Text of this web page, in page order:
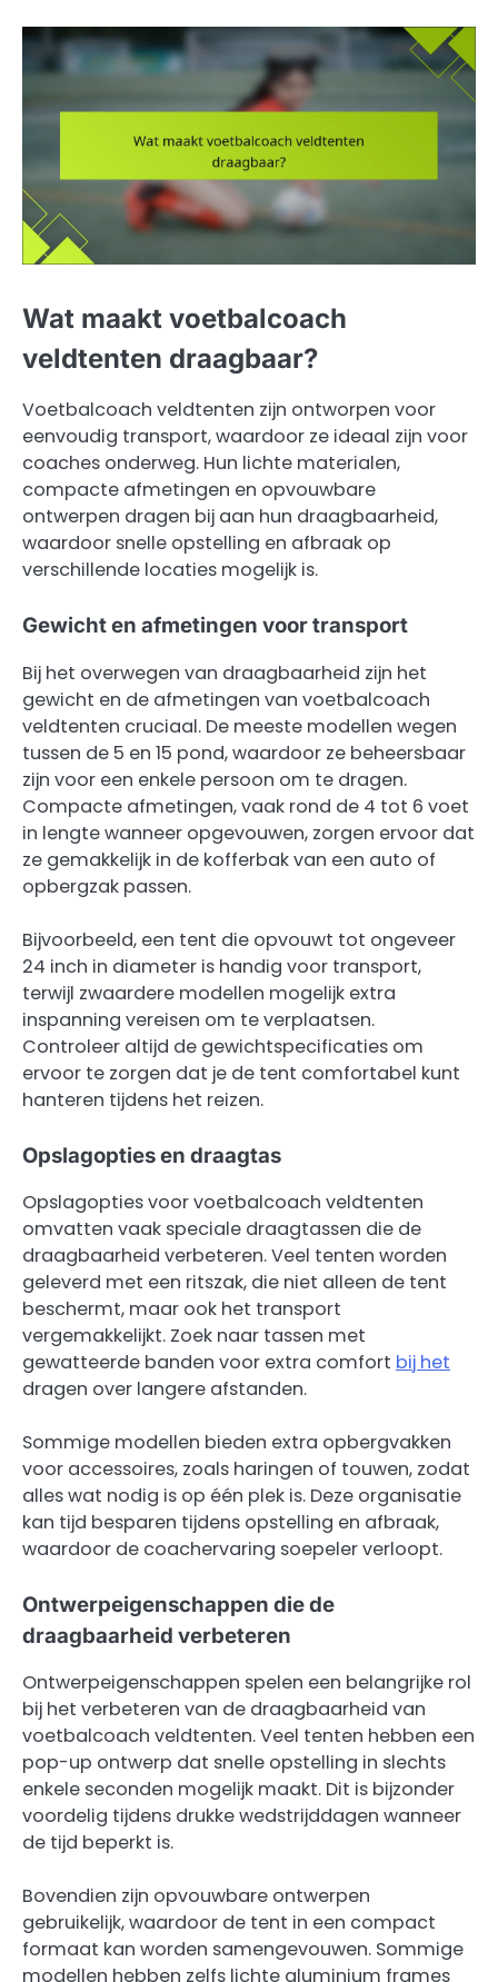
Wat maakt voetbalcoach
veldtenten draagbaar?
Voetbalcoach veldtenten zijn ontworpen voor
eenvoudig transport, waardoor ze ideaal zijn voor
coaches onderweg. Hun lichte materialen,
compacte afmetingen en opvouwbare
ontwerpen dragen bij aan hun draagbaarheid,
waardoor snelle opstelling en afbraak op
verschillende locaties mogelijk is.
Gewicht en afmetingen voor transport
Bij het overwegen van draagbaarheid zijn het
gewicht en de afmetingen van voetbalcoach
veldtenten cruciaal. De meeste modellen wegen
tussen de 5 en 15 pond, waardoor ze beheersbaar
zijn voor een enkele persoon om te dragen.
Compacte afmetingen, vaak rond de 4 tot 6 voet
in lengte wanneer opgevouwen, zorgen ervoor dat
ze gemakkelijk in de kofferbak van een auto of
opbergzak passen.
Bijvoorbeeld, een tent die opvouwt tot ongeveer
24 inch in diameter is handig voor transport,
terwijl zwaardere modellen mogelijk extra
inspanning vereisen om te verplaatsen.
Controleer altijd de gewichtspecificaties om
ervoor te zorgen dat je de tent comfortabel kunt
hanteren tijdens het reizen.
Opslagopties en draagtas
Opslagopties voor voetbalcoach veldtenten
omvatten vaak speciale draagtassen die de
draagbaarheid verbeteren. Veel tenten worden
geleverd met een ritszak, die niet alleen de tent
beschermt, maar ook het transport
vergemakkelijkt. Zoek naar tassen met
gewatteerde banden voor extra comfort bij het
dragen over langere afstanden.
Sommige modellen bieden extra opbergvakken
voor accessoires, zoals haringen of touwen, zodat
alles wat nodig is op één plek is. Deze organisatie
kan tijd besparen tijdens opstelling en afbraak,
waardoor de coachervaring soepeler verloopt.
Ontwerpeigenschappen die de
draagbaarheid verbeteren
Ontwerpeigenschappen spelen een belangrijke rol
bij het verbeteren van de draagbaarheid van
voetbalcoach veldtenten. Veel tenten hebben een
pop-up ontwerp dat snelle opstelling in slechts
enkele seconden mogelijk maakt. Dit is bijzonder
voordelig tijdens drukke wedstrijddagen wanneer
de tijd beperkt is.
Bovendien zijn opvouwbare ontwerpen
gebruikelijk, waardoor de tent in een compact
formaat kan worden samengevouwen. Sommige
modellen hebben zelfs lichte aluminium frames